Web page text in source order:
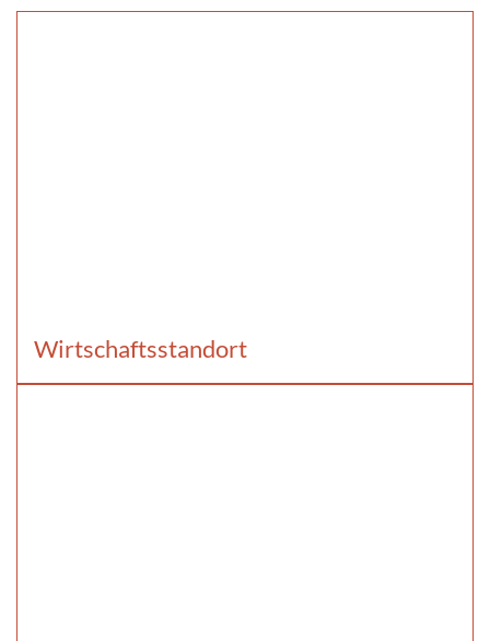
Wirtschaftsstandort